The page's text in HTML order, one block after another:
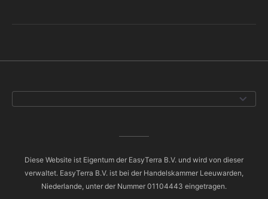
Diese Website ist Eigentum der EasyTerra B.V. und wird von dieser
verwaltet. EasyTerra B.V. ist bei der Handelskammer Leeuwarden,
Niederlande, unter der Nummer 01104443 eingetragen.